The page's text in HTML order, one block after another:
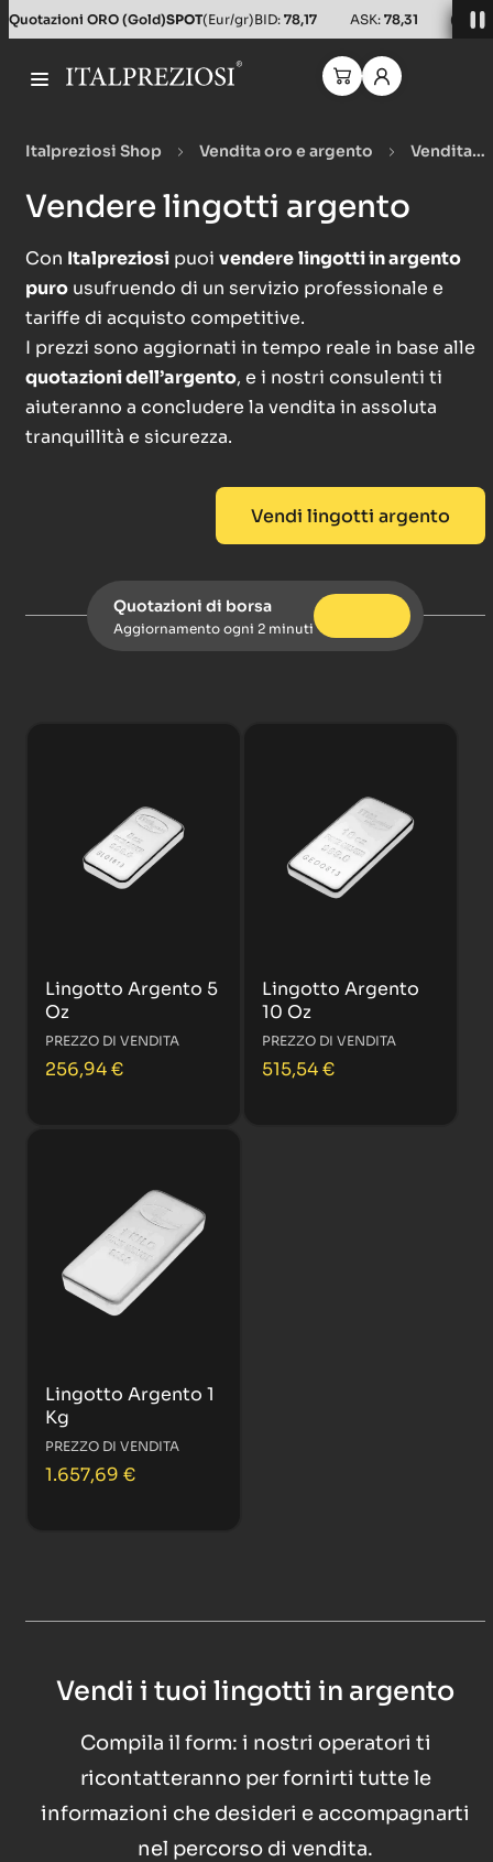
Quotazioni ORO (Gold)SPOT(Eur/gr)BID: 78,17 ASK: 78,31 (Usd/
Italpreziosi Shop Vendita oro e argento
Vendita
Vendere lingotti argento
Con Italpreziosi puoi venderelingotti in argento
puro usufruendo di un servizio professionale e
tariffe di acquisto competitive.
I prezzi sono aggiornati in tempo reale in base alle
quotazioni dell’argento, e i nostri consulenti ti
aiuteranno a concludere la vendita in assoluta
tranquillità e sicurezza.
Vendi lingotti argento
Quotazioni di borsa
Aggiornamento ogni 2 minuti
Lingotto Argento 5
Oz
PREZZO DI VENDITA
256,94€
Lingotto Argento
10 Oz
PREZZO DI VENDITA
515,54€
Lingotto Argento 1
Kg
PREZZO DI VENDITA
1.657,69 €
Vendi i tuoi lingotti in argento
Compila il form: i nostri operatori ti
ricontatteranno per fornirti tutte le
informazioni che desideri e accompagnarti
nel percorso di vendita.